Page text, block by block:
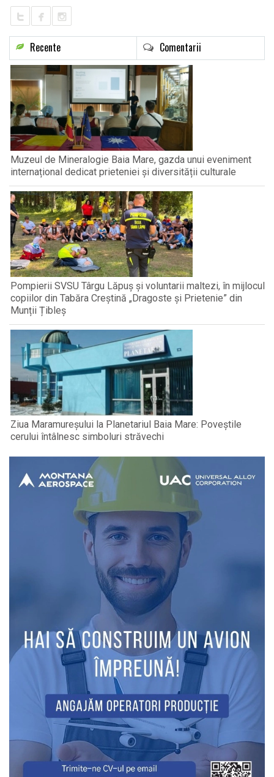
Recente Comentarii
Muzeul de Mineralogie Baia Mare, gazda unui eveniment
internațional dedicat prieteniei și diversității culturale
Pompierii SVSU Târgu Lăpuș și voluntarii maltezi, în mijlocul
copiilor din Tabăra Creștină „Dragoste și Prietenie” din
Munții Țibleș
Ziua Maramureșului la Planetariul Baia Mare: Poveștile
cerului întâlnesc simboluri străvechi